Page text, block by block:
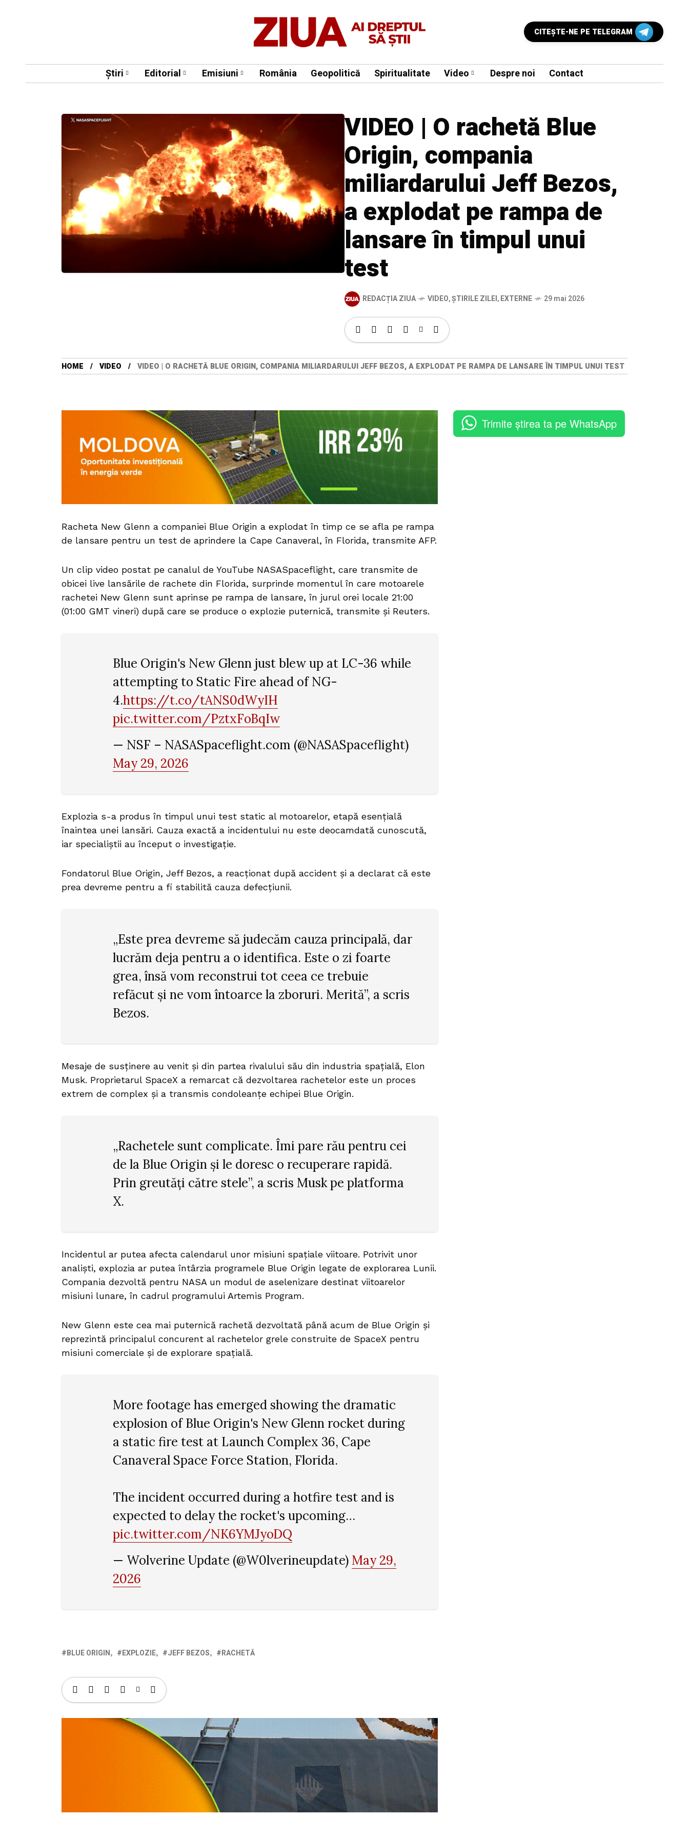
CITEŞTE-NE PE TELEGRAM
Știri Editorial Emisiuni România Geopolitică Spiritualitate Video Despre noi Contact
VIDEO | O rachetă Blue
Origin, compania
miliardarului Jeff Bezos,
a explodat pe rampa de
lansare în timpul unui
test
REDACȚIA ZIUA VIDEO,ȘTIRILE ZILEI,EXTERNE 29 mai 2026
HOME VIDEO VIDEO | O RACHETĂ BLUE ORIGIN, COMPANIA MILIARDARULUI JEFF BEZOS, A EXPLODAT PE RAMPA DE LANSARE ÎN TIMPUL UNUI TEST
Racheta New Glenn a companiei Blue Origin a explodat în timp ce se afla pe rampa
de lansare pentru un test de aprindere la Cape Canaveral, în Florida, transmite AFP.
Un clip video postat pe canalul de YouTube NASASpaceflight, care transmite de
obicei live lansările de rachete din Florida, surprinde momentul în care motoarele
rachetei New Glenn sunt aprinse pe rampa de lansare, în jurul orei locale 21:00
(01:00 GMT vineri) după care se produce o explozie puternică, transmite şi Reuters.
Blue Origin's New Glenn just blew up at LC-36 while
attempting to Static Fire ahead of NG-
4.https://t.co/tANS0dWyIH
pic.twitter.com/PztxFoBqIw
— NSF – NASASpaceflight.com (@NASASpaceflight)
May 29, 2026
Explozia s-a produs în timpul unui test static al motoarelor, etapă esențială
înaintea unei lansări. Cauza exactă a incidentului nu este deocamdată cunoscută,
iar specialiștii au început o investigație.
Fondatorul Blue Origin, Jeff Bezos, a reacționat după accident și a declarat că este
prea devreme pentru a fi stabilită cauza defecțiunii.
„Este prea devreme să judecăm cauza principală, dar
lucrăm deja pentru a o identifica. Este o zi foarte
grea, însă vom reconstrui tot ceea ce trebuie
refăcut și ne vom întoarce la zboruri. Merită”, a scris
Bezos.
Mesaje de susținere au venit și din partea rivalului său din industria spațială, Elon
Musk. Proprietarul SpaceX a remarcat că dezvoltarea rachetelor este un proces
extrem de complex și a transmis condoleanțe echipei Blue Origin.
„Rachetele sunt complicate. Îmi pare rău pentru cei
de la Blue Origin și le doresc o recuperare rapidă.
Prin greutăți către stele”, a scris Musk pe platforma
X.
Incidentul ar putea afecta calendarul unor misiuni spațiale viitoare. Potrivit unor
analiști, explozia ar putea întârzia programele Blue Origin legate de explorarea Lunii.
Compania dezvoltă pentru NASA un modul de aselenizare destinat viitoarelor
misiuni lunare, în cadrul programului Artemis Program.
New Glenn este cea mai puternică rachetă dezvoltată până acum de Blue Origin și
reprezintă principalul concurent al rachetelor grele construite de SpaceX pentru
misiuni comerciale și de explorare spațială.
More footage has emerged showing the dramatic
explosion of Blue Origin's New Glenn rocket during
a static fire test at Launch Complex 36, Cape
Canaveral Space Force Station, Florida.
The incident occurred during a hotfire test and is
expected to delay the rocket's upcoming…
pic.twitter.com/NK6YMJyoDQ
— Wolverine Update (@W0lverineupdate) May 29,
2026
BLUE ORIGIN EXPLOZIE JEFF BEZOS RACHETĂ
Trimite știrea ta pe WhatsApp